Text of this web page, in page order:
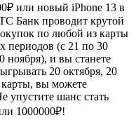
или новый iPhone 13 в
Банк проводит крутой
по любой из карты
периодов (с 21 по 30
ноября), и вы станете
20 октября, 20
карты, вы можете
упустите шанс стать
1000000₽!